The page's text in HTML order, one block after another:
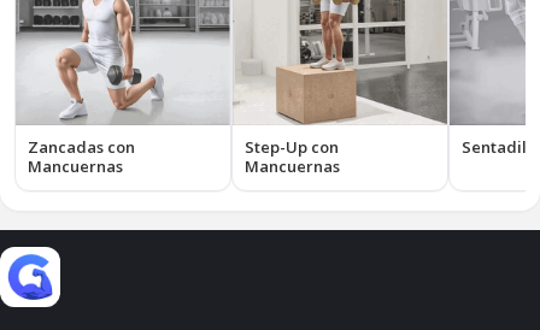
Zancadas con
Mancuernas
Step-Up con
Mancuernas